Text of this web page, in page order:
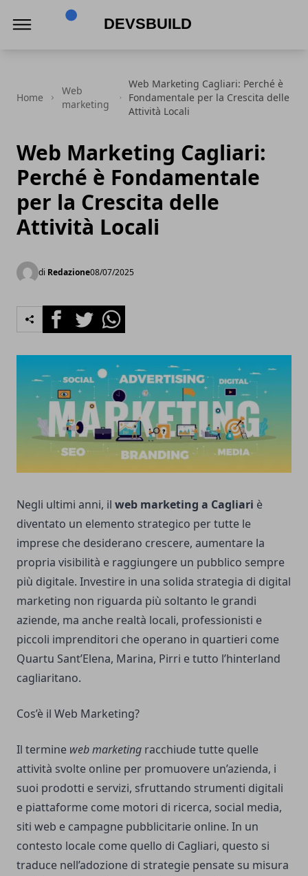
Home
Web
marketing
Web Marketing Cagliari: Perché è
Fondamentale per la Crescita delle
Attività Locali
Web Marketing Cagliari:
Perché è Fondamentale
per la Crescita delle
Attività Locali
di Redazione08/07/2025
FacebookTwitterWhatsapp
Negli ultimi anni, il web marketing a Cagliari è
diventato un elemento strategico per tutte le
imprese che desiderano crescere, aumentare la
propria visibilità e raggiungere un pubblico sempre
più digitale. Investire in una solida strategia di digital
marketing non riguarda più soltanto le grandi
aziende, ma anche realtà locali, professionisti e
piccoli imprenditori che operano in quartieri come
Quartu Sant’Elena, Marina, Pirri e tutto l’hinterland
cagliaritano.
Cos’è il Web Marketing?
Il termine web marketing racchiude tutte quelle
attività svolte online per promuovere un’azienda, i
suoi prodotti e servizi, sfruttando strumenti digitali
e piattaforme come motori di ricerca, social media,
siti web e campagne pubblicitarie online. In un
contesto locale come quello di Cagliari, questo si
traduce nell’adozione di strategie pensate su misura